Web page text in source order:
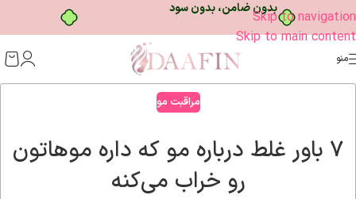
بدون ضامن، بدون سودSkip to navigation
Skip to main content
منو
مراقبت مو
۷ باور غلط درباره مو که داره موهاتون
رو خراب می‌کنه